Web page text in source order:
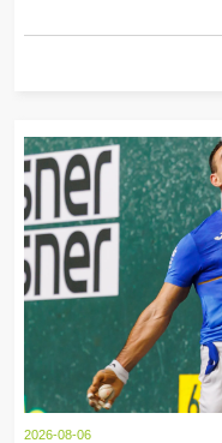
2026-08-06